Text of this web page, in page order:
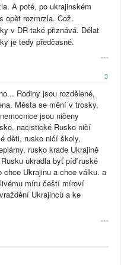
A poté, po ukrajinském
opět rozmrzla. Což.
v DR také přiznává. Dělat
je tedy předčasné.
3
Rodiny jsou rozdělené,
Města se mění v trosky,
jsou ničeny
nacistické Rusko ničí
děti, rusko ničí školy,
rusko krade Ukrajině
ukradla byť píď ruské
Ukrajinu a chce válku. a
míru čeští míroví
Ukrajinců a ke